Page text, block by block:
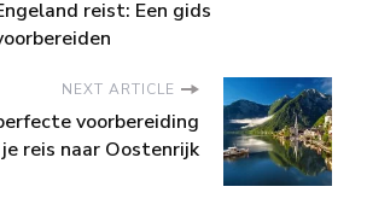
reist: Een gids
NEXT ARTICLE
voorbereiding
je reis naar Oostenrijk